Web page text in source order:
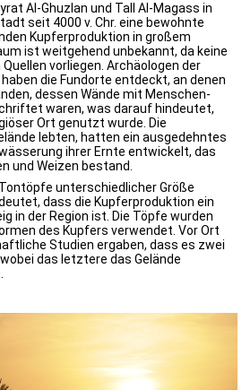
Al-Ghuzlan und Tall Al-Magass in
seit 4000 v. Chr. eine bewohnte
Kupferproduktion in großem
ist weitgehend unbekannt, da keine
vorliegen. Archäologen der
die Fundorte entdeckt, an denen
dessen Wände mit Menschen-
waren, was darauf hindeutet,
Ort genutzt wurde. Die
lebten, hatten ein ausgedehntes
ihrer Ernte entwickelt, das
und Weizen bestand.
unterschiedlicher Größe
dass die Kupferproduktion ein
in der Region ist. Die Töpfe wurden
des Kupfers verwendet. Vor Ort
Studien ergaben, dass es zwei
das letztere das Gelände